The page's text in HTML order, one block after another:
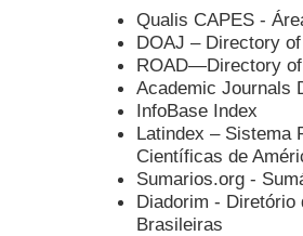
Qualis CAPES -
DOAJ – Directory
ROAD—Directory
Academic Journals
InfoBase Index
Latindex – Sistema
Científicas de
Sumarios.org -
Diadorim -
Brasileiras